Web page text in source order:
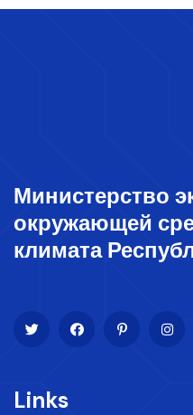
Министерство
окружающей
климата
Links